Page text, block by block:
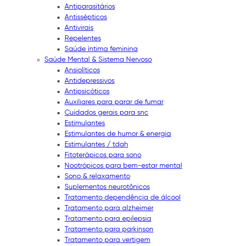
Antiparasitários
Antissépticos
Antivirais
Repelentes
Saúde íntima feminina
Saúde Mental & Sistema Nervoso
Ansiolíticos
Antidepressivos
Antipsicóticos
Auxiliares para parar de fumar
Cuidados gerais para snc
Estimulantes
Estimulantes de humor & energia
Estimulantes / tdah
Fitoterápicos para sono
Nootrópicos para bem-estar mental
Sono & relaxamento
Suplementos neurotônicos
Tratamento dependência de álcool
Tratamento para alzheimer
Tratamento para epilepsia
Tratamento para parkinson
Tratamento para vertigem